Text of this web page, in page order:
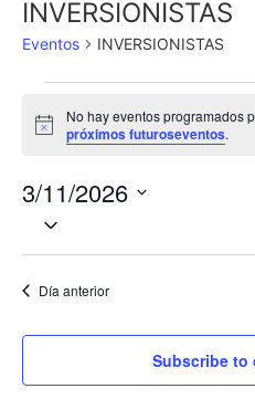
INVERSIONISTAS
Eventos INVERSIONISTAS
Notice
No hay eventos programados
próximos futuroseventos.
3/11/2026
Seleccionar
fecha.
Día anterior
Subscribe to